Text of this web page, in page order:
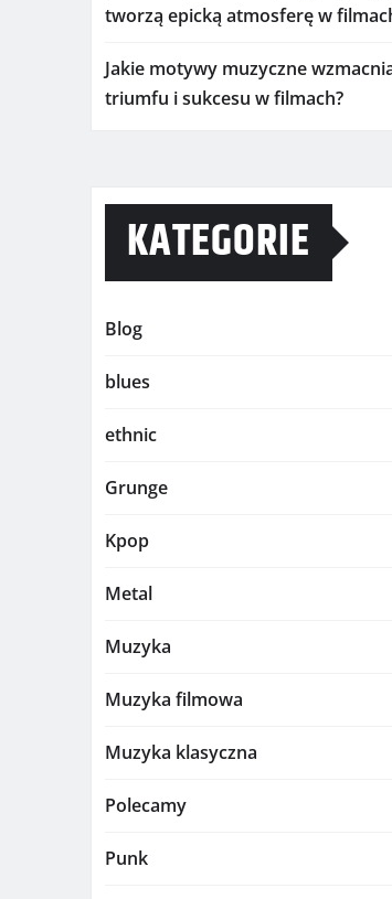
tworzą epicką atmosferę w
Jakie motywy muzyczne
triumfu i sukcesu w filmach?
KATEGORIE
Blog
blues
ethnic
Grunge
Kpop
Metal
Muzyka
Muzyka filmowa
Muzyka klasyczna
Polecamy
Punk